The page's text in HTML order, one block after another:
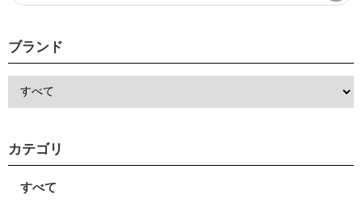
ブランド
カテゴリ
すべて